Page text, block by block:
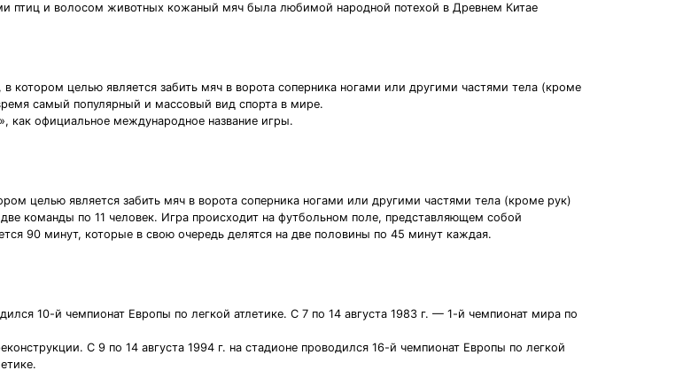
птиц и волосом животных кожаный мяч была любимой народной потехой в Древнем Китае
целью является забить мяч в ворота соперника ногами или другими частями тела (кроме
самый популярный и массовый вид спорта в мире.
официальное международное название игры.
целью является забить мяч в ворота соперника ногами или другими частями тела (кроме рук)
команды по 11 человек. Игра происходит на футбольном поле, представляющем собой
90 минут, которые в свою очередь делятся на две половины по 45 минут каждая.
10-й чемпионат Европы по легкой атлетике. С 7 по 14 августа 1983 г. — 1-й чемпионат мира по
С 9 по 14 августа 1994 г. на стадионе проводился 16-й чемпионат Европы по легкой